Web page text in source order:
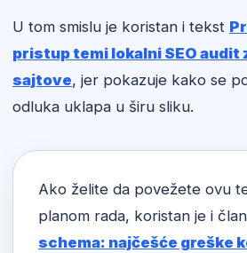
U tom smislu je koristan i tekst
pristup temi lokalni SEO audit
sajtove, jer pokazuje kako se
odluka uklapa u širu sliku.
Ako želite da povežete ovu
planom rada, koristan je i
schema: najčešće greške